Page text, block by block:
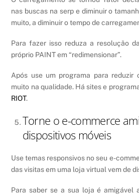
nas buscas na serp e diminuir o
muito, a diminuir o tempo de
Para fazer isso reduza a resolução
próprio PAINT em “redimensionar”.
Após use um programa para reduzir
muito na qualidade. Há sites e
RIOT.
Torne o e-commerce
dispositivos móveis
Use temas responsivos no seu e-
das visitas em uma loja virtual vem de
Para saber se a sua loja é amigável